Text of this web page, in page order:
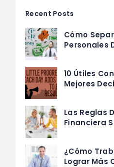
Recent Posts
Cómo
Personales
10 Útiles
Mejores
Las Reglas
Financiera
¿Cómo
Lograr Más